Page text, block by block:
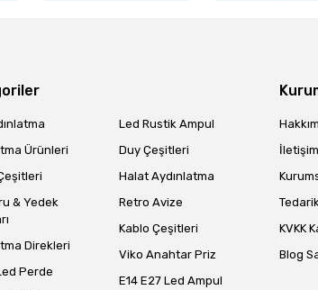
Ürünleri
& Yedek
Direkleri
Perde
Led Rustik Ampul
Duy Çeşitleri
Halat Aydınlatma
Retro Avize
Kablo Çeşitleri
Viko Anahtar Priz
E14 E27 Led Ampul
İletişim
KVKK
Blog